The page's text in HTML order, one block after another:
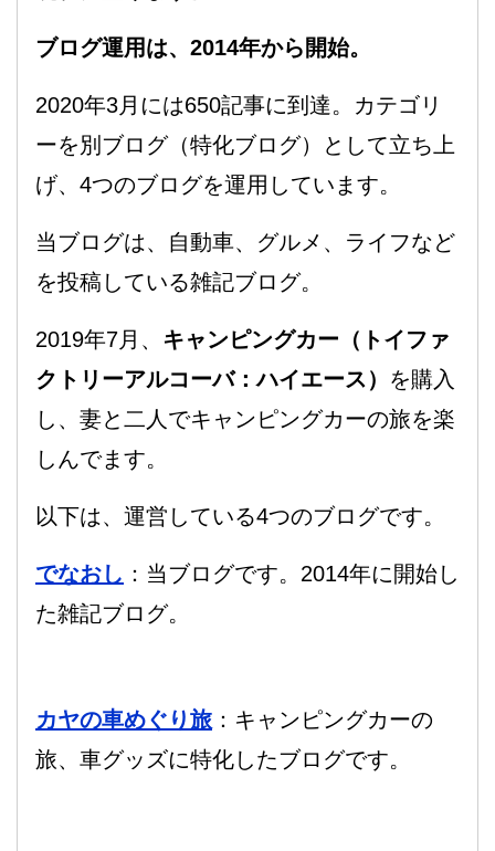
ブログ運用は、2014年から開始。
2020年3月には650記事に到達。カテゴリ
ーを別ブログ（特化ブログ）として立ち上
げ、4つのブログを運用しています。
当ブログは、自動車、グルメ、ライフなど
を投稿している雑記ブログ。
2019年7月、 キャンピングカー（トイファ
クトリーアルコーバ：ハイエース） を購入
し、妻と二人でキャンピングカーの旅を楽
しんでます。
以下は、運営している4つのブログです。
でなおし ：当ブログです。2014年に開始し
た雑記ブログ。
カヤの車めぐり旅 ：キャンピングカーの
旅、車グッズに特化したブログです。